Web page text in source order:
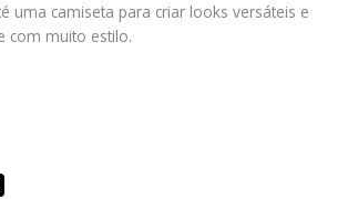
uma camiseta para criar looks versáteis e
com muito estilo.